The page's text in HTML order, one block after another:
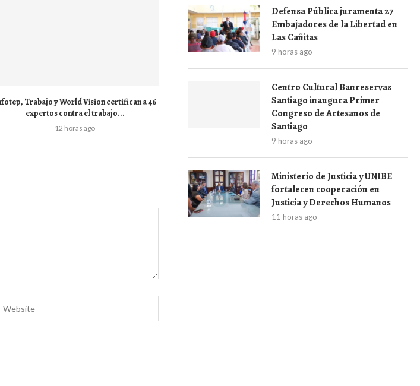
Trabajo y World Vision certifican a 46
expertos contra el trabajo...
12 horas ago
Defensa Pública juramenta 27
Embajadores de la Libertad en
Las Cañitas
9 horas ago
Centro Cultural Banreservas
Santiago inaugura Primer
Congreso de Artesanos de
Santiago
9 horas ago
Ministerio de Justicia y UNIBE
fortalecen cooperación en
Justicia y Derechos Humanos
11 horas ago